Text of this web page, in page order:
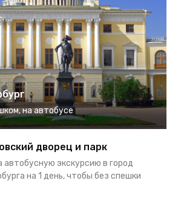
, на автобусе
дворец и парк
автобусную экскурсию в город
на 1 день, чтобы без спешки